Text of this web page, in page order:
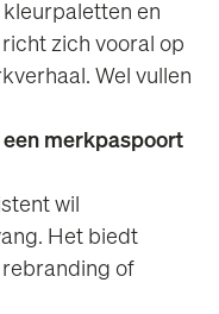
en
zich vooral op
Wel vullen
merkpaspoort
wil
Het biedt
rebranding of